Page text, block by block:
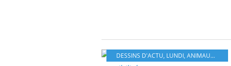
DESSINS D'ACTU, LUNDI, ANIMAUX ,